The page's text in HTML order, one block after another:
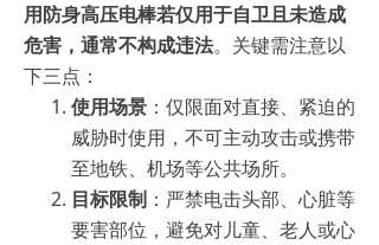
用防身高压电棒若仅用于自卫且未造成
危害，通常不构成违法。关键需注意以
下三点：
使用场景 ：仅限面对直接、紧迫的
威胁时使用，不可主动攻击或携带
至地铁、机场等公共场所。
目标限制 ：严禁电击头部、心脏等
要害部位，避免对儿童、老人或心